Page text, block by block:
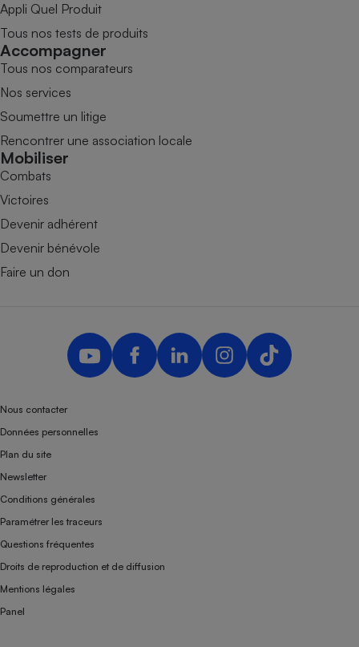
Appli Quel Produit
Tous nos tests de produits
Accompagner
Tous nos comparateurs
Nos services
Soumettre un litige
Rencontrer une association locale
Mobiliser
Combats
Victoires
Devenir adhérent
Devenir bénévole
Faire un don
Nous contacter
Données personnelles
Plan du site
Newsletter
Conditions générales
Paramétrer les traceurs
Questions fréquentes
Droits de reproduction et de diffusion
Mentions légales
Panel